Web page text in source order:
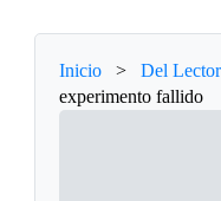
Inicio > Del Lector
experimento fallido